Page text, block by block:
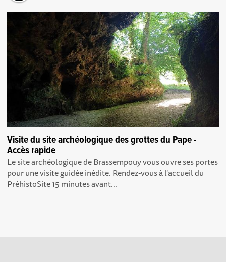
Visite du site archéologique des grottes du Pape -
Accès rapide
Le site archéologique de Brassempouy vous ouvre ses portes
pour une visite guidée inédite. Rendez-vous à l'accueil du
PréhistoSite 15 minutes avant...